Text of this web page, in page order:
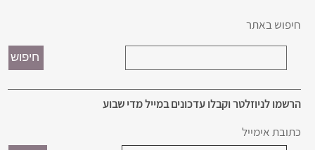
חיפוש באתר
הרשמו לניוזלטר וקבלו עדכונים במייל מדי שבוע
כתובת אימייל